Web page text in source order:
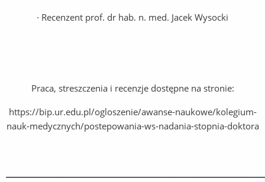
· Recenzent prof. dr hab. n. med. Jacek Wysocki
Praca, streszczenia i recenzje dostępne na stronie:
https://bip.ur.edu.pl/ogloszenie/awanse-naukowe/kolegium-
nauk-medycznych/postepowania-ws-nadania-stopnia-doktora